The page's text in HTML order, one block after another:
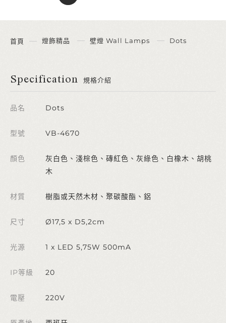
首頁 燈飾精品 壁燈 Wall Lamps Dots
Specification 規格介紹
品名 Dots
型號 VB-4670
顏色
灰白色、淺棕色、磚紅色、灰綠色、白橡木、胡桃
木
材質 樹脂或天然木材、聚碳酸酯、鋁
尺寸 Ø17,5 x D5,2cm
光源 1 x LED 5,75W 500mA
IP等級 20
電壓 220V